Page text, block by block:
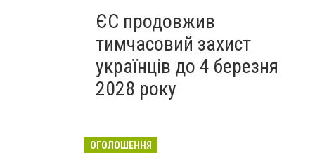
ЄС продовжив
тимчасовий захист
українців до 4 березня
2028 року
ОГОЛОШЕННЯ